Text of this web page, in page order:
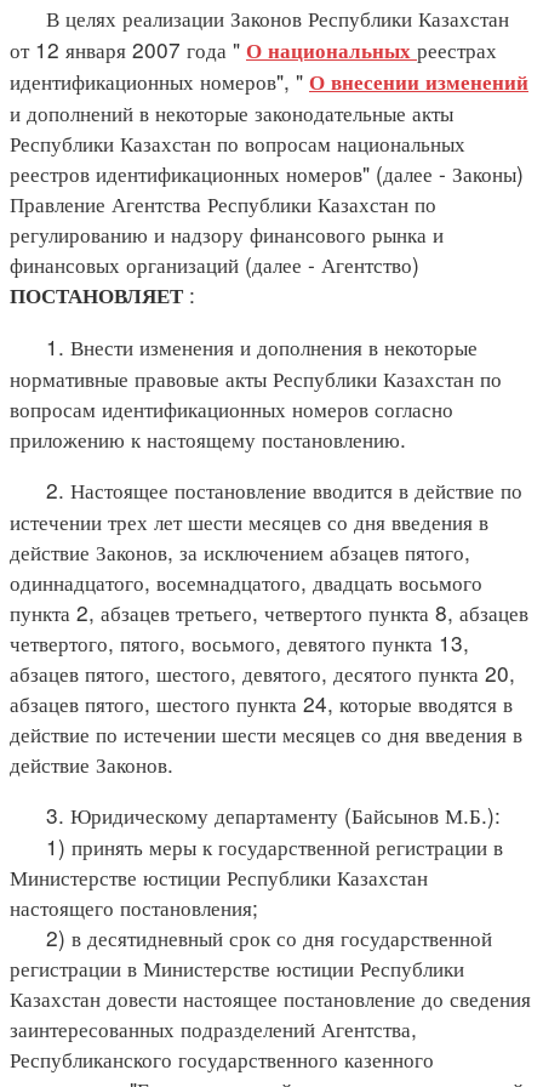
В целях реализации Законов Республики Казахстан
от 12 января 2007 года " О национальных реестрах
идентификационных номеров", " О внесении изменений
и дополнений в некоторые законодательные акты
Республики Казахстан по вопросам национальных
реестров идентификационных номеров" (далее - Законы)
Правление Агентства Республики Казахстан по
регулированию и надзору финансового рынка и
финансовых организаций (далее - Агентство)
ПОСТАНОВЛЯЕТ :
1. Внести изменения и дополнения в некоторые
нормативные правовые акты Республики Казахстан по
вопросам идентификационных номеров согласно
приложению к настоящему постановлению.
2. Настоящее постановление вводится в действие по
истечении трех лет шести месяцев со дня введения в
действие Законов, за исключением абзацев пятого,
одиннадцатого, восемнадцатого, двадцать восьмого
пункта 2, абзацев третьего, четвертого пункта 8, абзацев
четвертого, пятого, восьмого, девятого пункта 13,
абзацев пятого, шестого, девятого, десятого пункта 20,
абзацев пятого, шестого пункта 24, которые вводятся в
действие по истечении шести месяцев со дня введения в
действие Законов.
3. Юридическому департаменту (Байсынов М.Б.):
1) принять меры к государственной регистрации в
Министерстве юстиции Республики Казахстан
настоящего постановления;
2) в десятидневный срок со дня государственной
регистрации в Министерстве юстиции Республики
Казахстан довести настоящее постановление до сведения
заинтересованных подразделений Агентства,
Республиканского государственного казенного